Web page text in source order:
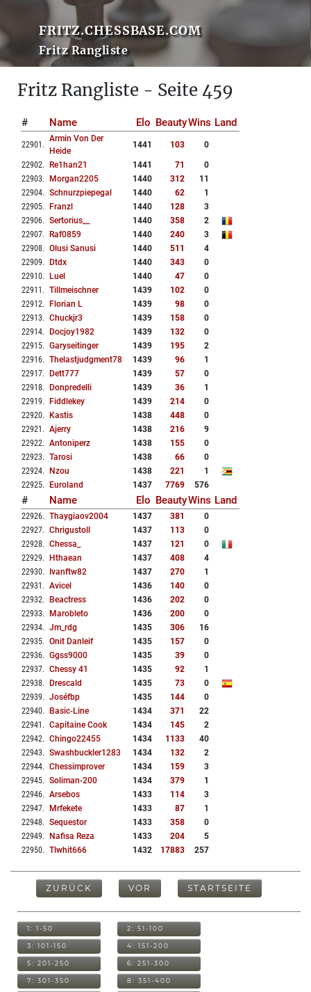
FRITZ.CHESSBASE.COM
Fritz Rangliste
Fritz Rangliste - Seite 459
# Name Elo BeautyWins Land
22901 .
Armin Von Der
Heide
1441 103 0
22902. Re1han21 1441 71
0
22903. Morgan2205 1440 312
11
22904. Schnurzpiepegal 1440 62
1
22905. Franzl 1440 128
3
22906. Sertorius__ 1440 358
2
22907. Raf0859 1440 240
3
22908. Olusi Sanusi 1440 511
4
22909. Dtdx 1440 343
0
22910. Luel 1440 47
0
22911 . Tillmeischner 1439 102
0
22912. Florian L 1439 98
0
22913. Chuckjr3 1439 158
0
22914. Docjoy1982 1439 132
0
22915. Garyseitinger 1439 195
2
22916. Thelastjudgment78 1439 96
1
22917. Dett777 1439 57
0
22918. Donpredelli 1439 36
1
22919. Fiddlekey 1439 214
0
22920. Kastis 1438 448
0
22921 . Ajerry 1438 216
9
22922. Antoniperz 1438 155
0
22923. Tarosi 1438 66
0
22924. Nzou 1438 221
1
22925. Euroland 1437 7769 576
# Name Elo BeautyWins Land
22926. Thaygiaov2004 1437 381
0
22927. Chrigustoll 1437 113
0
22928. Chessa_ 1437 121
0
22929. Hthaean 1437 408
4
22930. Ivanftw82 1437 270
1
22931 . Avicel 1436 140
0
22932. Beactress 1436 202
0
22933. Marobleto 1436 200
0
22934. Jm_rdg 1435 306
16
22935. Onit Danleif 1435 157
0
22936. Ggss9000 1435 39
0
22937. Chessy 41 1435 92
1
22938. Drescald 1435 73
0
22939. Joséfbp 1435 144
0
22940. Basic-Line 1434 371
22
22941 . Capitaine Cook 1434 145
2
22942. Chingo22455 1434 1133
40
22943. Swashbuckler1283 1434 132
2
22944. Chessimprover 1434 159
3
22945. Soliman-200 1434 379
1
22946. Arsebos 1433 114
3
22947. Mrfekete 1433 87
1
22948. Sequestor 1433 358
0
22949. Nafisa Reza 1433 204
5
22950. Tlwhit666 1432 17883 257
ZURÜCK VOR STARTSEITE
1: 1-50 2: 51-100
3: 101-150 4: 151-200
5: 201-250 6: 251-300
7: 301-350 8: 351-400